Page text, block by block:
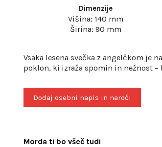
Dimenzije
Višina: 140 mm
Širina: 90 mm
Vsaka lesena svečka z angelčkom je
poklon, ki izraža spomin in nežnost –
Dodaj osebni napis in naroči
Morda ti bo všeč tudi